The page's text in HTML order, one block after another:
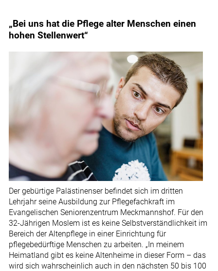
„Bei uns hat die Pflege alter Menschen einen
hohen Stellenwert“
Der gebürtige Palästinenser befindet sich im dritten
Lehrjahr seine Ausbildung zur Pflegefachkraft im
Evangelischen Seniorenzentrum Meckmannshof. Für den
32-Jährigen Moslem ist es keine Selbstverständlichkeit im
Bereich der Altenpflege in einer Einrichtung für
pflegebedürftige Menschen zu arbeiten. „In meinem
Heimatland gibt es keine Altenheime in dieser Form – das
wird sich wahrscheinlich auch in den nächsten 50 bis 100